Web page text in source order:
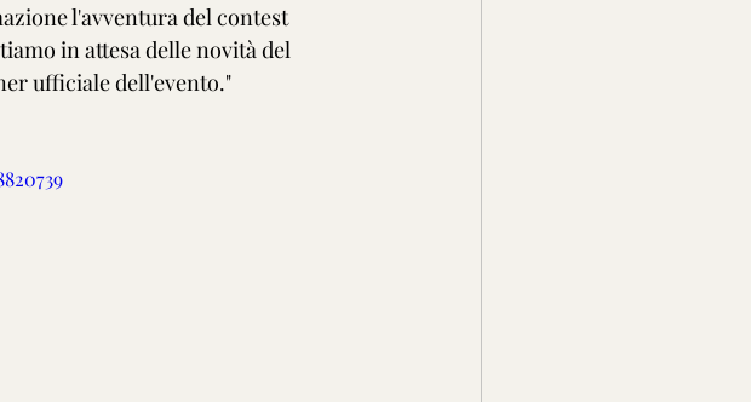
l'avventura del contest
in attesa delle novità del
ufficiale dell'evento."